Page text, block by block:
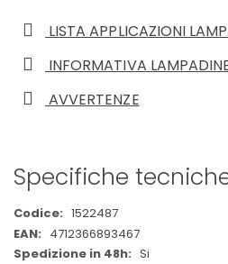
LISTA APPLICAZIONI
INFORMATIVA
AVVERTENZE
Specifiche
Maggiori
Informazioni
1522487
4712366893467
Si